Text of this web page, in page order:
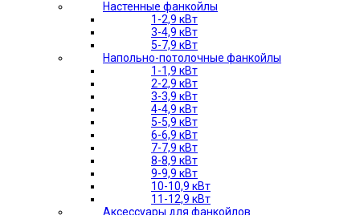
Настенные фанкойлы
1-2,9 кВт
3-4,9 кВт
5-7,9 кВт
Напольно-потолочные фанкойлы
1-1,9 кВт
2-2,9 кВт
3-3,9 кВт
4-4,9 кВт
5-5,9 кВт
6-6,9 кВт
7-7,9 кВт
8-8,9 кВт
9-9,9 кВт
10-10,9 кВт
11-12,9 кВт
Аксессуары для фанкойлов